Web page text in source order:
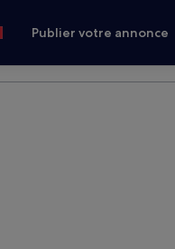
Publier votre annonce